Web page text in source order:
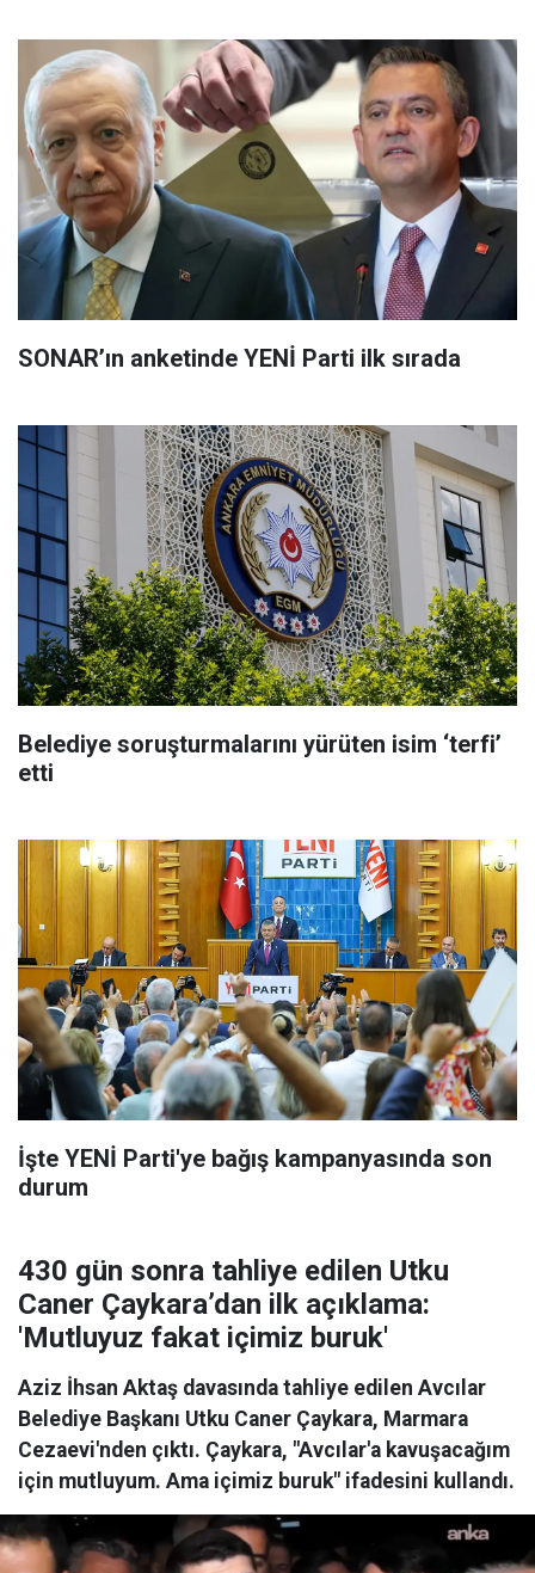
SONAR’ın anketinde YENİ Parti ilk sırada
Belediye soruşturmalarını yürüten isim ‘terfi’
etti
İşte YENİ Parti'ye bağış kampanyasında son
durum
430 gün sonra tahliye edilen Utku
Caner Çaykara’dan ilk açıklama:
'Mutluyuz fakat içimiz buruk'
Aziz İhsan Aktaş davasında tahliye edilen Avcılar
Belediye Başkanı Utku Caner Çaykara, Marmara
Cezaevi'nden çıktı. Çaykara, "Avcılar'a kavuşacağım
için mutluyum. Ama içimiz buruk" ifadesini kullandı.